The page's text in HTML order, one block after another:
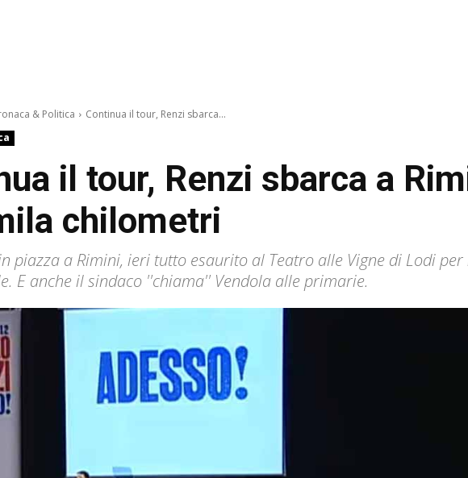
& Politica
Continua il tour, Renzi sbarca...
il tour, Renzi sbarca a
chilometri
piazza a Rimini, ieri tutto esaurito al Teatro alle Vigne di Lodi
E anche il sindaco ''chiama'' Vendola alle primarie.